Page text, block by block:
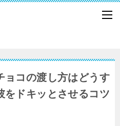
ョコの渡し方はどうす
をドキッとさせるコツ